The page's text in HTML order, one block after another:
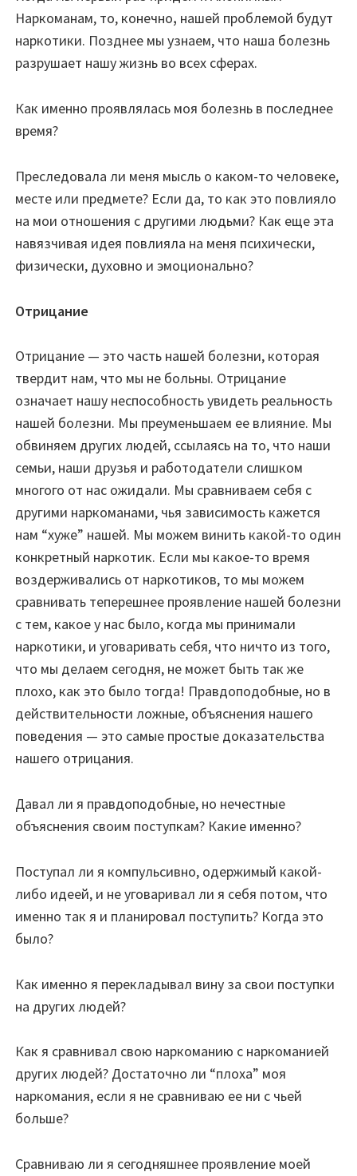
Наркоманам, то, конечно, нашей проблемой будут
наркотики. Позднее мы узнаем, что наша болезнь
разрушает нашу жизнь во всех сферах.
Как именно проявлялась моя болезнь в последнее
время?
Преследовала ли меня мысль о каком-то человеке,
месте или предмете? Если да, то как это повлияло
на мои отношения с другими людьми? Как еще эта
навязчивая идея повлияла на меня психически,
физически, духовно и эмоционально?
Отрицание
Отрицание — это часть нашей болезни, которая
твердит нам, что мы не больны. Отрицание
означает нашу неспособность увидеть реальность
нашей болезни. Мы преуменьшаем ее влияние. Мы
обвиняем других людей, ссылаясь на то, что наши
семьи, наши друзья и работодатели слишком
многого от нас ожидали. Мы сравниваем себя с
другими наркоманами, чья зависимость кажется
нам “хуже” нашей. Мы можем винить какой-то один
конкретный наркотик. Если мы какое-то время
воздерживались от наркотиков, то мы можем
сравнивать теперешнее проявление нашей болезни
с тем, какое у нас было, когда мы принимали
наркотики, и уговаривать себя, что ничто из того,
что мы делаем сегодня, не может быть так же
плохо, как это было тогда! Правдоподобные, но в
действительности ложные, объяснения нашего
поведения — это самые простые доказательства
нашего отрицания.
Давал ли я правдоподобные, но нечестные
объяснения своим поступкам? Какие именно?
Поступал ли я компульсивно, одержимый какой-
либо идеей, и не уговаривал ли я себя потом, что
именно так я и планировал поступить? Когда это
было?
Как именно я перекладывал вину за свои поступки
на других людей?
Как я сравнивал свою наркоманию с наркоманией
других людей? Достаточно ли “плоха” моя
наркомания, если я не сравниваю ее ни с чьей
больше?
Сравниваю ли я сегодняшнее проявление моей